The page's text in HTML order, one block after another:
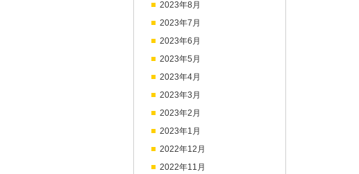
2023年8月
2023年7月
2023年6月
2023年5月
2023年4月
2023年3月
2023年2月
2023年1月
2022年12月
2022年11月